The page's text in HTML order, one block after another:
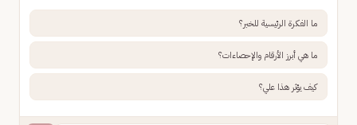
ما الفكرة الرئيسية للخبر؟
ما هي أبرز الأرقام والإحصاءات؟
كيف يؤثر هذا علي؟